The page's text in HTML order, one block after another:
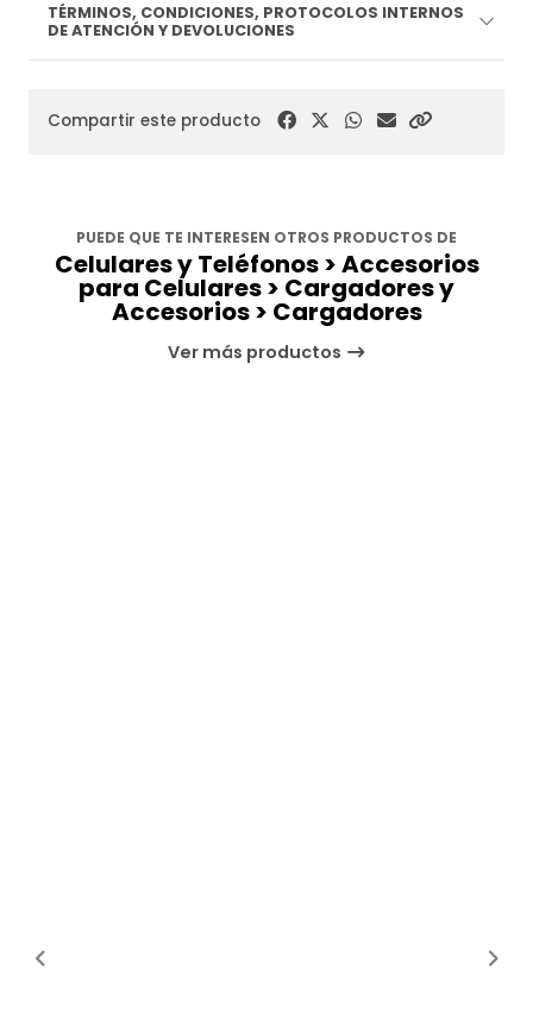
TÉRMINOS, CONDICIONES, PROTOCOLOS INTERNOS
DE ATENCIÓN Y DEVOLUCIONES
Compartir este producto
PUEDE QUE TE INTERESEN OTROS PRODUCTOS DE
Celulares y Teléfonos > Accesorios
para Celulares > Cargadores y
Accesorios > Cargadores
Ver más productos